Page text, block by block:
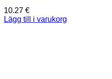
10.27 €
Lägg till i varukorg